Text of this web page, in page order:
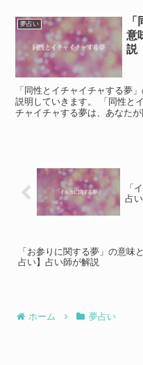
夢占い
意
説
「同性とイチャイチャする夢
説明していきます。 「同性と
チャイチャする夢は、あなた
「
占
「お参りに関する夢」の意味
占い】占い師が解説
ホーム 夢占い